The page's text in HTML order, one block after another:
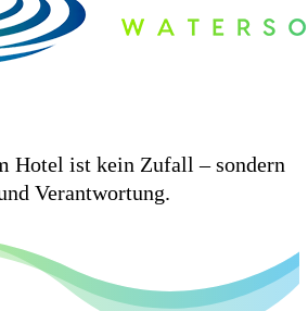
Hotel ist kein Zufall – sondern
Verantwortung.